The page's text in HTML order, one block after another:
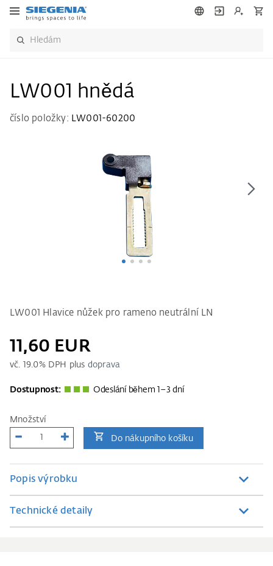
LW001 hnědá
číslo položky: LW001-60200
LW001 Hlavice nůžek pro rameno neutrální LN
11,60 EUR
vč. 19.0% DPH plus doprava
Dostupnost: Odeslání během 1–3 dní
Množství
Do nákupního košíku
Popis výrobku
Technické detaily